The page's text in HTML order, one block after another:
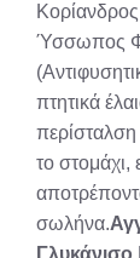
Ύσσωπος
πτητικά
το στομάχι,
σωλήνα.
Γλυκάνισο